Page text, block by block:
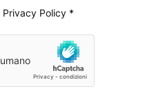
Privacy Policy *